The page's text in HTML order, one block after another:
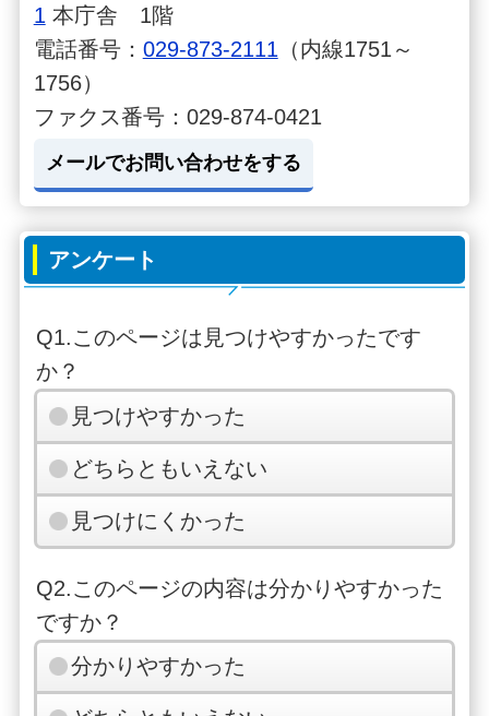
1 本庁舎 1階
電話番号： 029-873-2111 （内線1751～
1756）
ファクス番号：029-874-0421
メールでお問い合わせをする
アンケート
Q1.このページは見つけやすかったです
か？
見つけやすかった
どちらともいえない
見つけにくかった
Q2.このページの内容は分かりやすかった
ですか？
分かりやすかった